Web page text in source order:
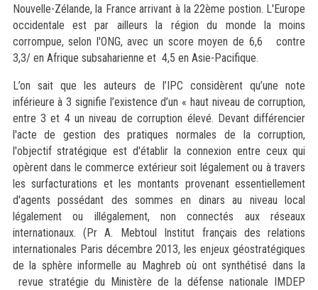
Nouvelle-Zélande, la France arrivant à la 22ème postion. L'Europe
occidentale est par ailleurs la région du monde la moins
corrompue, selon l'ONG, avec un score moyen de 6,6 contre
3,3/ en Afrique subsaharienne et 4,5 en Asie-Pacifique.
L’on sait que les auteurs de l’IPC considèrent qu’une note
inférieure à 3 signifie l’existence d’un « haut niveau de corruption,
entre 3 et 4 un niveau de corruption élevé. Devant différencier
l'acte de gestion des pratiques normales de la corruption,
l'objectif stratégique est d'établir la connexion entre ceux qui
opèrent dans le commerce extérieur soit légalement ou à travers
les surfacturations et les montants provenant essentiellement
d'agents possédant des sommes en dinars au niveau local
légalement ou illégalement, non connectés aux réseaux
internationaux. (Pr A. Mebtoul Institut français des relations
internationales Paris décembre 2013, les enjeux géostratégiques
de la sphère informelle au Maghreb où ont synthétisé dans la
revue stratégie du Ministère de la défense nationale IMDEP